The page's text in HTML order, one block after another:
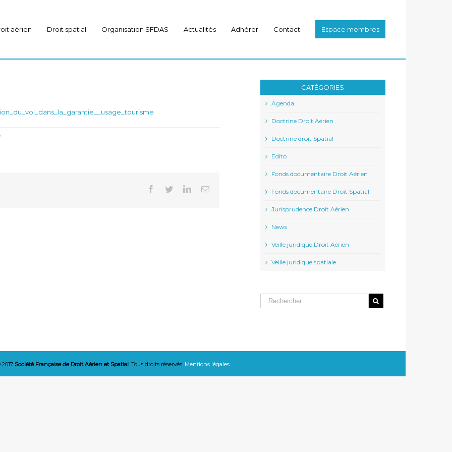
aérien Droit spatial Organisation SFDAS Actualités Adhérer Contact Espace membres
Facebook
TwitterLinkedinEmail
CATÉGORIES
Agenda
Doctrine Droit Aérien
Doctrine droit Spatial
Edito
Fonds documentaire Droit Aérien
Fonds documentaire Droit Spatial
Jurisprudence Droit Aérien
News
Veille juridique Droit Aérien
Veille juridique spatiale
Société Française de Droit Aérien et Spatial. Tous droits réservés. Mentions légales